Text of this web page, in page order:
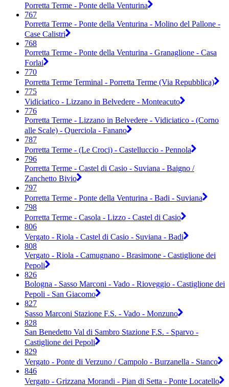
Porretta Terme - Ponte della Venturina
767
Porretta Terme - Ponte della Venturina - Molino del Pallone -
Case Calistri
768
Porretta Terme - Ponte della Venturina - Granaglione - Casa
Forlai
770
Porretta Terme Terminal - Porretta Terme (Via Repubblica)
775
Vidiciatico - Lizzano in Belvedere - Monteacuto
776
Porretta Terme - Lizzano in Belvedere - Vidiciatico - (Corno
alle Scale) - Querciola - Fanano
787
Porretta Terme - (Le Croci) - Castelluccio - Pennola
796
Porretta Terme - Castel di Casio - Suviana - Baigno /
Zanchetto Bivio
797
Porretta Terme - Ponte della Venturina - Badi - Suviana
798
Porretta Terme - Casola - Lizzo - Castel di Casio
806
Vergato - Riola - Castel di Casio - Suviana - Badi
808
Vergato - Riola - Camugnano - Brasimone - Castiglione dei
Pepoli
826
Bologna - Sasso Marconi - Vado - Rioveggio - Castiglione dei
Pepoli - San Giacomo
827
Sasso Marconi Stazione F.S. - Vado - Monzuno
828
San Benedetto Val di Sambro Stazione F.S. - Sparvo -
Castiglione dei Pepoli
829
Vergato - Ponte di Verzuno / Campolo - Burzanella - Stanco
846
Vergato - Grizzana Morandi - Pian di Setta - Ponte Locatello